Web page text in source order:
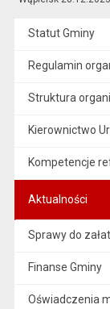
Statut Gminy
Regulamin
Struktura
Kierownictwo
Kompetencje
Aktualności
Sprawy do
Finanse Gminy
Oświadczenia